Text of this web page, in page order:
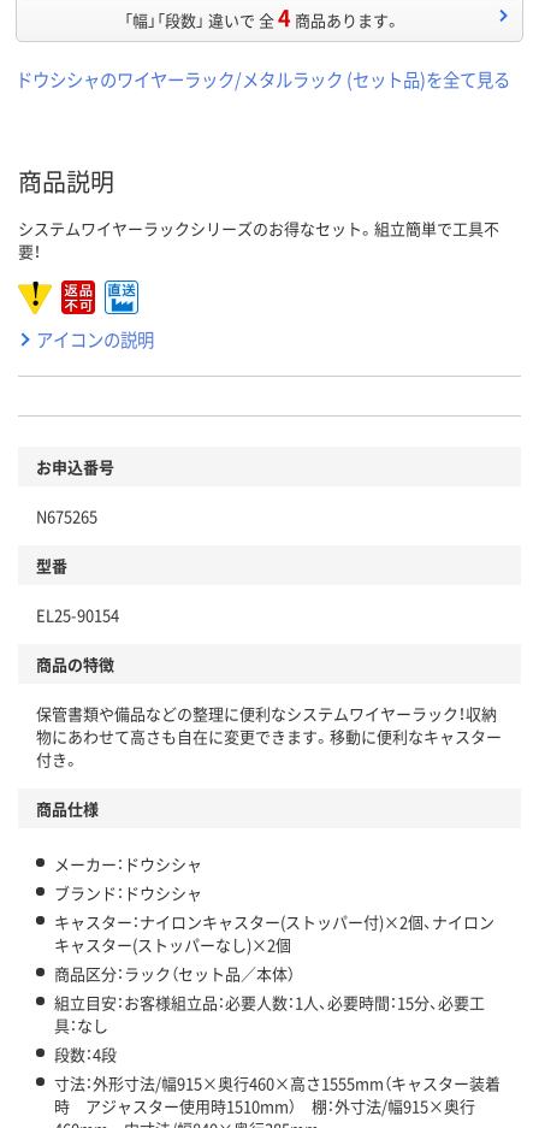
「幅」「段数」 違いで 全4 商品あります。
ドウシシャのワイヤーラック/メタルラック (セット品)を全て見る
商品説明
システムワイヤーラックシリーズのお得なセット。組立簡単で工具不
要！
アイコンの説明
お申込番号
N675265
型番
EL25-90154
商品の特徴
保管書類や備品などの整理に便利なシステムワイヤーラック！収納
物にあわせて高さも自在に変更できます。移動に便利なキャスター
付き。
商品仕様
メーカー：ドウシシャ
ブランド：ドウシシャ
キャスター：ナイロンキャスター(ストッパー付)×2個、ナイロン
キャスター(ストッパーなし)×2個
商品区分：ラック（セット品／本体）
組立目安：お客様組立品：必要人数：1人、必要時間：15分、必要工
具：なし
段数：4段
寸法：外形寸法/幅915×奥行460×高さ1555mm（キャスター装着
時 アジャスター使用時1510mm） 棚：外寸法/幅915×奥行